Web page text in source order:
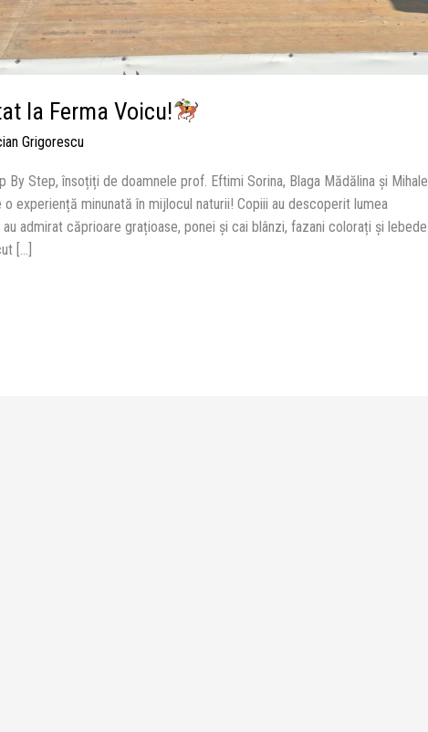
la Ferma Voicu!
Grigorescu
By Step, însoțiți de doamnele prof. Eftimi Sorina, Blaga Mădălina și Mihale
o experiență minunată în mijlocul naturii! Copiii au descoperit lumea
admirat căprioare grațioase, ponei și cai blânzi, fazani colorați și lebede
[…]